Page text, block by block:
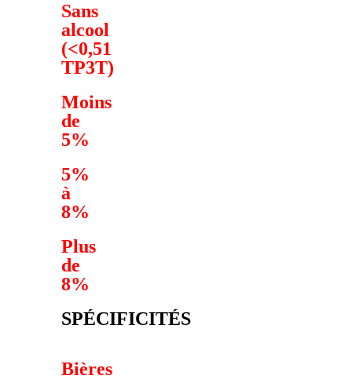
Sans
alcool
(<0,51
TP3T)
Moins
de
5%
5%
à
8%
Plus
de
8%
SPÉCIFICITÉS
Bières